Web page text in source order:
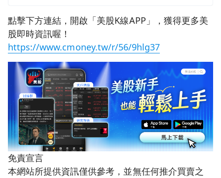
點擊下方連結，開啟「美股K線APP」，獲得更多美
股即時資訊喔！
https://www.cmoney.tw/r/56/9hlg37
免責宣言
本網站所提供資訊僅供參考，並無任何推介買賣之